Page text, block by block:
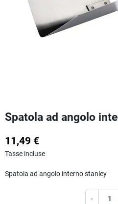
Spatola ad angolo
11,49 €
Tasse incluse
Spatola ad angolo interno stanley
-